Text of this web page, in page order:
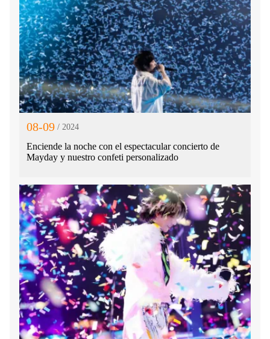
08-09 / 2024
Enciende la noche con el espectacular concierto de
Mayday y nuestro confeti personalizado